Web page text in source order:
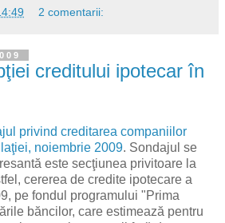
2 comentarii:
creditului ipotecar în
privind creditarea companiilor
noiembrie 2009. Sondajul se
este secţiunea privitoare la
cererea de credite ipotecare a
pe fondul programului "Prima
băncilor, care estimează pentru